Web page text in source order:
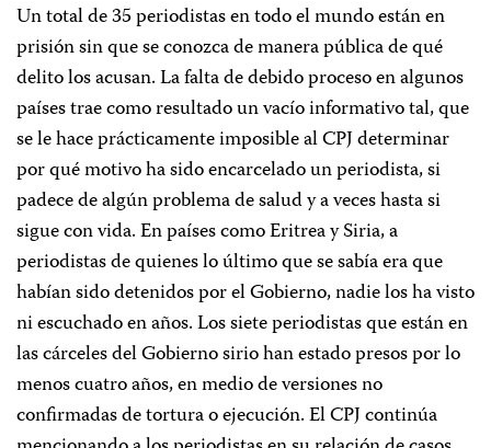
Un total de 35 periodistas en todo el mundo están en
prisión sin que se conozca de manera pública de qué
delito los acusan. La falta de debido proceso en algunos
países trae como resultado un vacío informativo tal, que
se le hace prácticamente imposible al CPJ determinar
por qué motivo ha sido encarcelado un periodista, si
padece de algún problema de salud y a veces hasta si
sigue con vida. En países como Eritrea y Siria, a
periodistas de quienes lo último que se sabía era que
habían sido detenidos por el Gobierno, nadie los ha visto
ni escuchado en años. Los siete periodistas que están en
las cárceles del Gobierno sirio han estado presos por lo
menos cuatro años, en medio de versiones no
confirmadas de tortura o ejecución. El CPJ continúa